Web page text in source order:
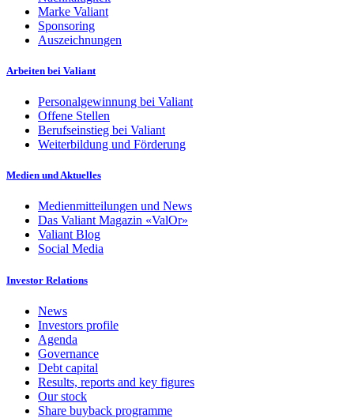
Marke Valiant
Sponsoring
Auszeichnungen
Arbeiten bei Valiant
Personalgewinnung bei Valiant
Offene Stellen
Berufseinstieg bei Valiant
Weiterbildung und Förderung
Medien und Aktuelles
Medienmitteilungen und News
Das Valiant Magazin «ValOr»
Valiant Blog
Social Media
Investor Relations
News
Investors profile
Agenda
Governance
Debt capital
Results, reports and key figures
Our stock
Share buyback programme